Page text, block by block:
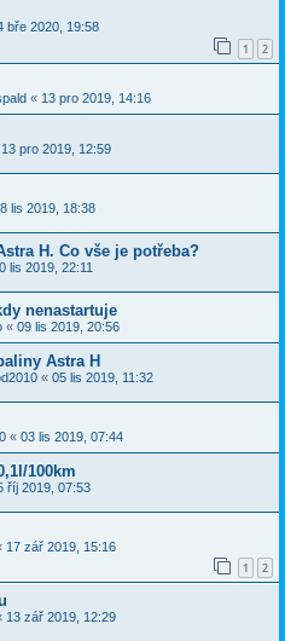
bře 2020, 19:58
1 2
« 13 pro 2019, 14:16
13 pro 2019, 12:59
lis 2019, 18:38
H. Co vše je potřeba?
lis 2019, 22:11
nenastartuje
« 09 lis 2019, 20:56
Astra H
« 05 lis 2019, 11:32
« 03 lis 2019, 07:44
100km
říj 2019, 07:53
17 zář 2019, 15:16
1 2
13 zář 2019, 12:29